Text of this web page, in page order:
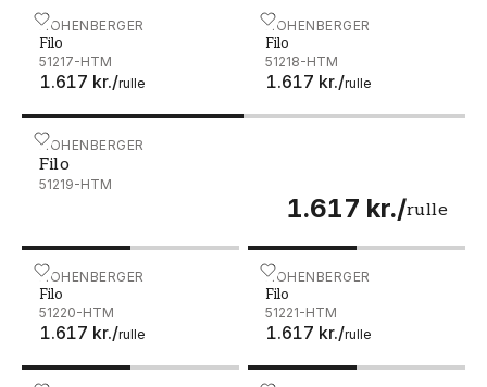
HOHENBERGER
Filo
51217-HTM
1.617 kr./rulle
Filo - 51217-HTM HOHENBERGER
Filo
51218-HTM
1.617 kr./rulle
Filo - 51218-HTM
HOHENBERGER
Filo
51219-HTM
1.617 kr./rulle
Filo - 51219-HTM
HOHENBERGER
Filo
51220-HTM
1.617 kr./rulle
Filo - 51220-HTM HOHENBERGER
Filo
51221-HTM
1.617 kr./rulle
Filo - 51221-HTM